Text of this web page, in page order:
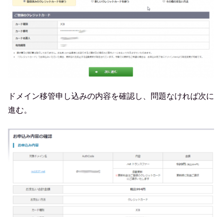
ドメイン移管申し込みの内容を確認し、問題なければ次に
進む。